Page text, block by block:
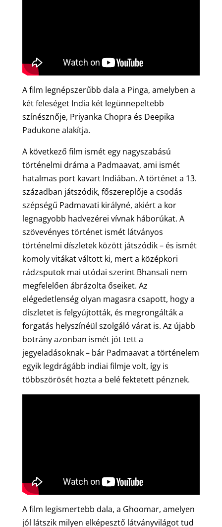
A film legnépszerűbb dala a Pinga, amelyben a
két feleséget India két legünnepeltebb
színésznője, Priyanka Chopra és Deepika
Padukone alakítja.
A következő film ismét egy nagyszabású
történelmi dráma a Padmaavat, ami ismét
hatalmas port kavart Indiában. A történet a 13.
században játszódik, főszereplője a csodás
szépségű Padmavati királyné, akiért a kor
legnagyobb hadvezérei vívnak háborúkat. A
szövevényes történet ismét látványos
történelmi díszletek között játszódik – és ismét
komoly vitákat váltott ki, mert a középkori
rádzsputok mai utódai szerint Bhansali nem
megfelelően ábrázolta őseiket. Az
elégedetlenség olyan magasra csapott, hogy a
díszletet is felgyújtották, és megrongálták a
forgatás helyszínéül szolgáló várat is. Az újabb
botrány azonban ismét jót tett a
jegyeladásoknak – bár Padmaavat a történelem
egyik legdrágább indiai filmje volt, így is
többszörösét hozta a belé fektetett pénznek.
A film legismertebb dala, a Ghoomar, amelyen
jól látszik milyen elképesztő látványvilágot tud